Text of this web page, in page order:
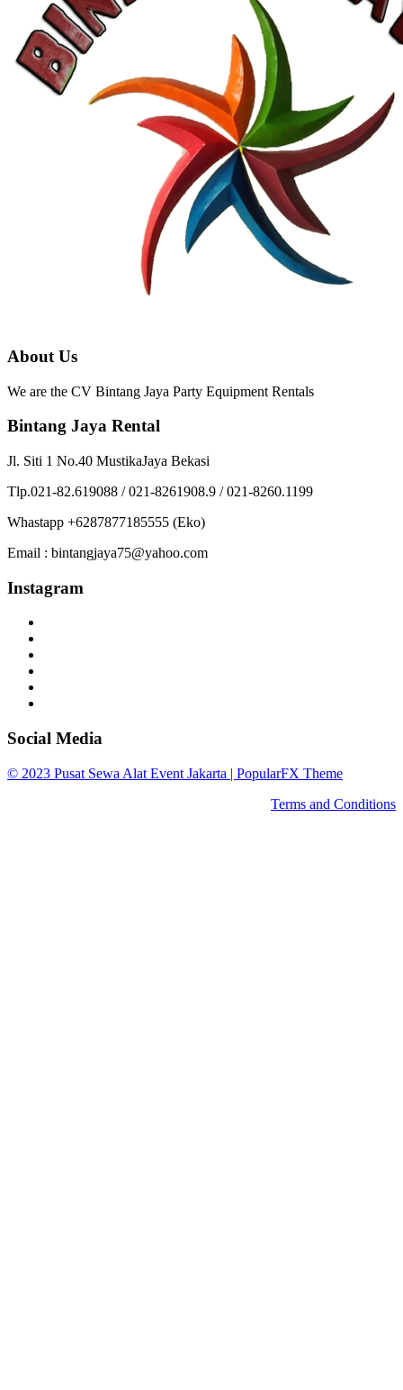
About Us
We are the CV Bintang Jaya Party Equipment Rentals
Bintang Jaya Rental
Jl. Siti 1 No.40 MustikaJaya Bekasi
Tlp.021-82.619088 / 021-8261908.9 / 021-8260.1199
Whastapp +6287877185555 (Eko)
Email : bintangjaya75@yahoo.com
Instagram
Social Media
© 2023 Pusat Sewa Alat Event Jakarta | PopularFX Theme
Terms and Conditions